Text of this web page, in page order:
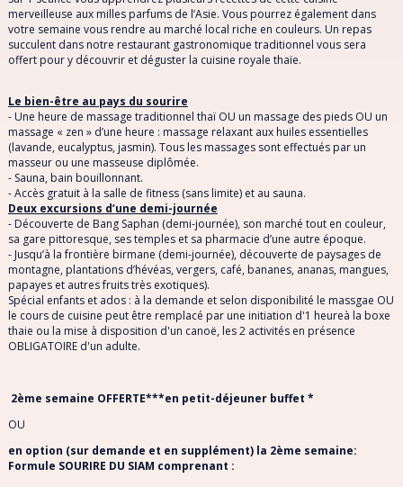
merveilleuse aux milles parfums de l’Asie. Vous pourrez également dans
votre semaine vous rendre au marché local riche en couleurs. Un repas
succulent dans notre restaurant gastronomique traditionnel vous sera
offert pour y découvrir et déguster la cuisine royale thaïe.
Le bien-être au pays du sourire
- Une heure de massage traditionnel thaï OU un massage des pieds OU un
massage « zen » d’une heure : massage relaxant aux huiles essentielles
(lavande, eucalyptus, jasmin). Tous les massages sont effectués par un
masseur ou une masseuse diplômée.
- Sauna, bain bouillonnant.
- Accès gratuit à la salle de fitness (sans limite) et au sauna.
Deux excursions d’une demi-journée
- Découverte de Bang Saphan (demi-journée), son marché tout en couleur,
sa gare pittoresque, ses temples et sa pharmacie d’une autre époque.
- Jusqu’à la frontière birmane (demi-journée), découverte de paysages de
montagne, plantations d’hévéas, vergers, café, bananes, ananas, mangues,
papayes et autres fruits très exotiques).
Spécial enfants et ados : à la demande et selon disponibilité le massgae OU
le cours de cuisine peut être remplacé par une initiation d'1 heureà la boxe
thaie ou la mise à disposition d'un canoë, les 2 activités en présence
OBLIGATOIRE d'un adulte.
2ème semaine OFFERTE***en petit-déjeuner buffet *
OU
en option (sur demande et en supplément) la 2ème semaine:
Formule SOURIRE DU SIAM comprenant :